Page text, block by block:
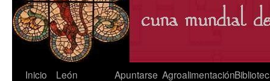
Saltar
Inicio
León
Apuntarse Agroalimentación